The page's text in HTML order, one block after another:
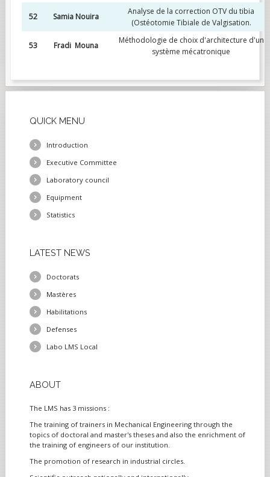
52 Samia Nouira
Analyse de la correction OTV du tibia
(Ostéotomie Tibiale de Valgisation.
53 Fradi Mouna
Méthodologie de choix d'architecture d'un
système mécatronique
QUICK MENU
Introduction
Executive Committee
Laboratory council
Equipment
Statistics
LATEST NEWS
Doctorats
Mastères
Habilitations
Defenses
Labo LMS Local
ABOUT
The LMS has 3 missions :
The training of trainers in Mechanical Engineering through the
topics of doctoral and master's theses and also the enrichment of
the training of engineers of our institution.
The promotion of research in industrial circles.